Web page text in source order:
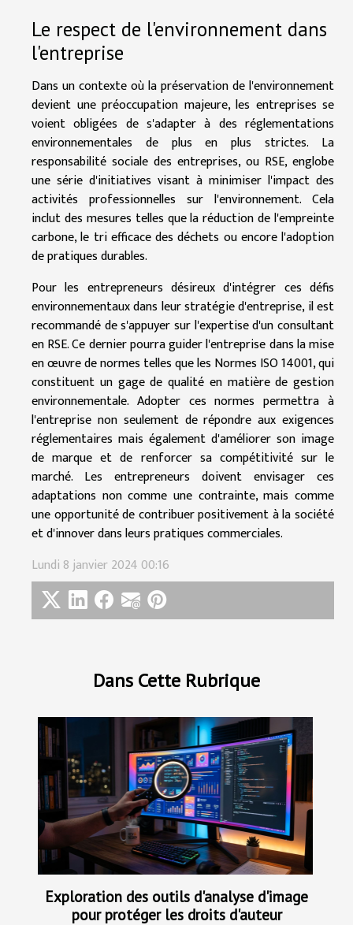
Dans Cette Rubrique
Exploration des outils d'analyse d'image
pour protéger les droits d'auteur
Le respect de l'environnement dans
l'entreprise
Dans un contexte où la préservation de l'environnement
devient une préoccupation majeure, les entreprises se
voient obligées de s'adapter à des réglementations
environnementales de plus en plus strictes. La
responsabilité sociale des entreprises, ou RSE, englobe
une série d'initiatives visant à minimiser l'impact des
activités professionnelles sur l'environnement. Cela
inclut des mesures telles que la réduction de l'empreinte
carbone, le tri efficace des déchets ou encore l'adoption
de pratiques durables.
Pour les entrepreneurs désireux d'intégrer ces défis
environnementaux dans leur stratégie d'entreprise, il est
recommandé de s'appuyer sur l'expertise d'un consultant
en RSE. Ce dernier pourra guider l'entreprise dans la mise
en œuvre de normes telles que les Normes ISO 14001, qui
constituent un gage de qualité en matière de gestion
environnementale. Adopter ces normes permettra à
l'entreprise non seulement de répondre aux exigences
réglementaires mais également d'améliorer son image
de marque et de renforcer sa compétitivité sur le
marché. Les entrepreneurs doivent envisager ces
adaptations non comme une contrainte, mais comme
une opportunité de contribuer positivement à la société
et d'innover dans leurs pratiques commerciales.
Lundi 8 janvier 2024 00:16